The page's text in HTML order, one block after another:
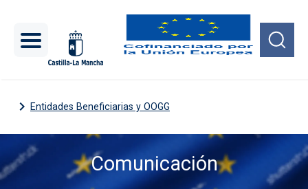
Entidades Beneficiarias y OOGG
Comunicación